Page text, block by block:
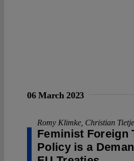
06 March 2023
Romy Klimke, Christian Tietje
Feminist Foreign
Policy is a